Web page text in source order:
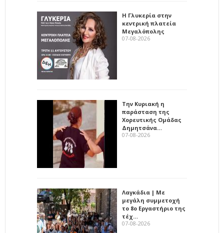
Η Γλυκερία στην
κεντρική πλατεία
Μεγαλόπολης
07-08-2026
Την Κυριακή η
παράσταση της
Χορευτικής Ομάδας
Δημητσάνα…
07-08-2026
Λαγκάδια | Με
μεγάλη συμμετοχή
το 8ο Εργαστήριο της
τέχ…
07-08-2026